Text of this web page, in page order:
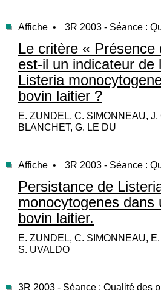
Affiche • 3R 2003 - Séance :
Le critère « Présence
est-il un indicateur de
Listeria
bovin laitier ?
E. ZUNDEL, C. SIMONNEAU, J.
BLANCHET, G. LE DU
Affiche • 3R 2003 - Séance :
Persistance de
monocytogenes dans
bovin laitier.
E. ZUNDEL, C. SIMONNEAU,
S. UVALDO
3R 2003 - Séance : Qualité des